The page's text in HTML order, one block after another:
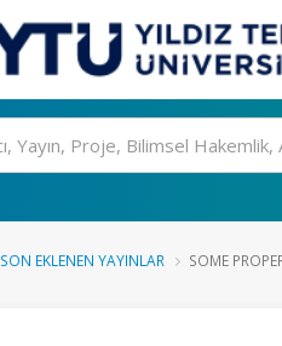
SON EKLENEN YAYINLAR SOME